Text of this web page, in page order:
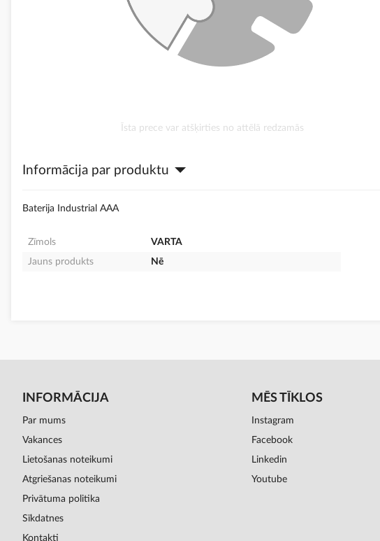
sākumu
Īsta prece var atšķirties no attēlā redzamās
Informācija par produktu
Baterija Industrial AAA
Zīmols
VARTA
Jauns produkts
Nē
INFORMĀCIJA
Par mums
Vakances
Lietošanas noteikumi
Atgriešanas noteikumi
Privātuma politika
Sīkdatnes
Kontakti
MĒS TĪKLOS
Instagram
Facebook
Linkedin
Youtube